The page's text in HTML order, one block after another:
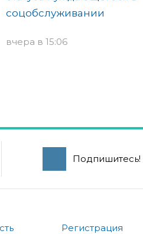
соцобслуживании
вчера в 15:06
Подпишитесь!
Регистрация